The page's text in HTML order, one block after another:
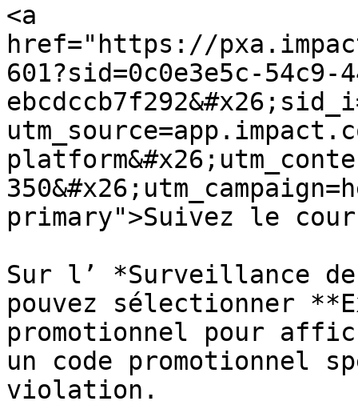
<a
href="https://
601?sid=0c0e3e5c-54c9-
primary">Suivez le
Sur l’ *Surveillance
pouvez sélectionner
promotionnel pour
un code promotionnel
violation.